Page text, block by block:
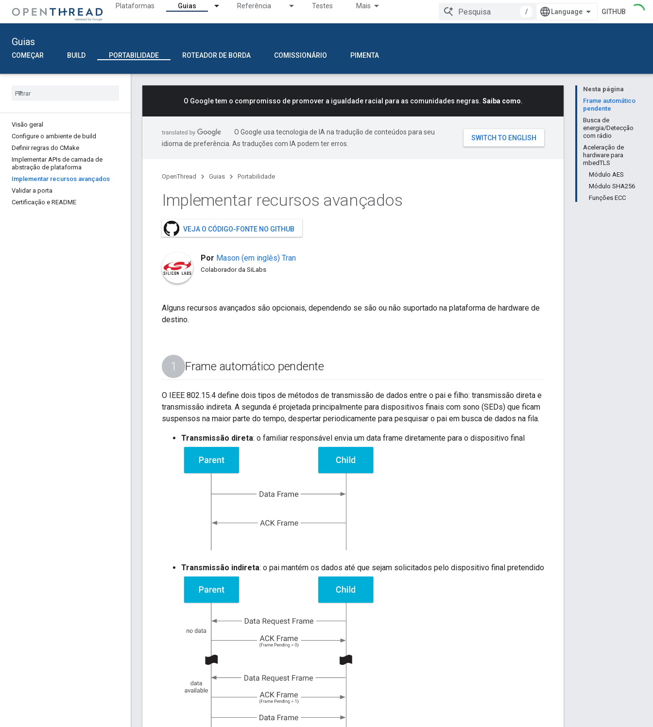
Plataformas Guias Referência Testes Mais
/ GITHUB
Guias
COMEÇAR BUILD PORTABILIDADE ROTEADOR DE BORDA COMISSIONÁRIO PIMENTA
Visão geral
Configure o ambiente de build
Definir regras do CMake
Implementar APIs de camada de
abstração de plataforma
Implementar recursos avançados
Validar a porta
Certificação e README
Nesta página
Frame automático
pendente
Busca de
energia/Detecção
com rádio
Aceleração de
hardware para
mbedTLS
Módulo AES
Módulo SHA256
Funções ECC
O Google tem o compromisso de promover a igualdade racial para as comunidades negras. Saiba como.
O Google usa tecnologia de IA na tradução de conteúdos para seu
idioma de preferência. As traduções com IA podem ter erros.
OpenThread Guias Portabilidade
Implementar recursos avançados
VEJA O CÓDIGO-FONTE NO GITHUB
Por Mason (em inglês) Tran
Colaborador da SiLabs
Alguns recursos avançados são opcionais, dependendo se são ou não suportado na plataforma de hardware de
destino.
Frame automático pendente
O IEEE 802.15.4 define dois tipos de métodos de transmissão de dados entre o pai e filho: transmissão direta e
transmissão indireta. A segunda é projetada principalmente para dispositivos finais com sono (SEDs) que ficam
suspensos na maior parte do tempo, despertar periodicamente para pesquisar o pai em busca de dados na fila.
Transmissão direta: o familiar responsável envia um data frame diretamente para o dispositivo final
Transmissão indireta: o pai mantém os dados até que sejam solicitados pelo dispositivo final pretendido